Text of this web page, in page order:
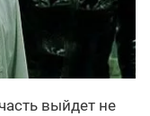
выйдет не